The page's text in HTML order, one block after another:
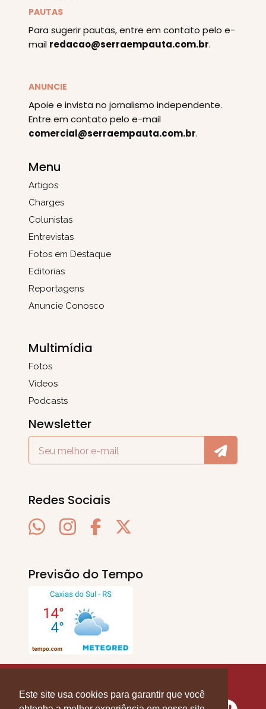
Este site usa cookies para garantir que você
PAUTAS
Para sugerir pautas, entre em contato pelo e-
mail redacao@serraempauta.com.br.
ANUNCIE
Apoie e invista no jornalismo independente.
Entre em contato pelo e-mail
comercial@serraempauta.com.br.
Menu
Artigos
Charges
Colunistas
Entrevistas
Fotos em Destaque
Editorias
Reportagens
Anuncie Conosco
Multimídia
Fotos
Vídeos
Podcasts
Newsletter
Redes Sociais
Previsão do Tempo
Direitos Reservados.